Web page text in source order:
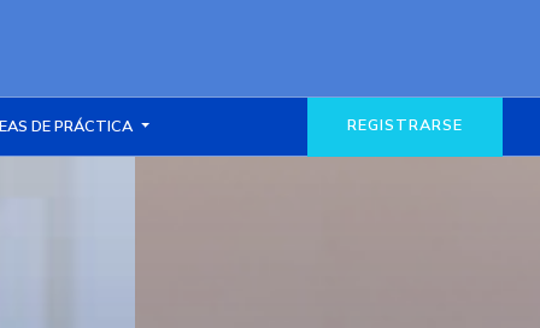
DE PRÁCTICA REGISTRARSE